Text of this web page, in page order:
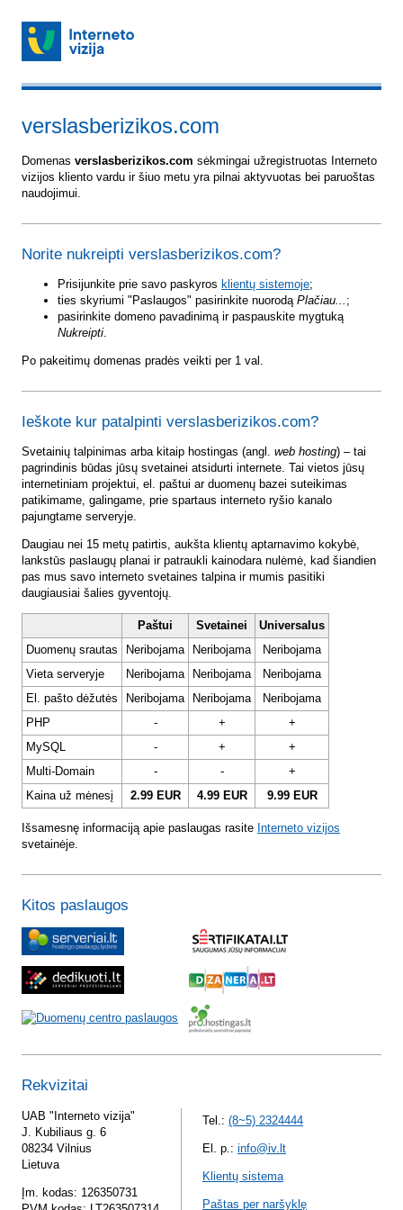
verslasberizikos.com
Domenas verslasberizikos.com sėkmingai užregistruotas Interneto
vizijos kliento vardu ir šiuo metu yra pilnai aktyvuotas bei paruoštas
naudojimui.
Norite nukreipti verslasberizikos.com?
Prisijunkite prie savo paskyros klientų sistemoje;
ties skyriumi "Paslaugos" pasirinkite nuorodą Plačiau... ;
pasirinkite domeno pavadinimą ir paspauskite mygtuką
Nukreipti.
Po pakeitimų domenas pradės veikti per 1 val.
Ieškote kur patalpinti verslasberizikos.com?
Svetainių talpinimas arba kitaip hostingas (angl. web hosting) – tai
pagrindinis būdas jūsų svetainei atsidurti internete. Tai vietos jūsų
internetiniam projektui, el. paštui ar duomenų bazei suteikimas
patikimame, galingame, prie spartaus interneto ryšio kanalo
pajungtame serveryje.
Daugiau nei 15 metų patirtis, aukšta klientų aptarnavimo kokybė,
lankstūs paslaugų planai ir patraukli kainodara nulėmė, kad šiandien
pas mus savo interneto svetaines talpina ir mumis pasitiki
daugiausiai šalies gyventojų.
Paštui Svetainei
Universalus
Duomenų srautas
Neribojama Neribojama
Neribojama
Vieta serveryje
Neribojama Neribojama
Neribojama
El. pašto dėžutės
Neribojama Neribojama
Neribojama
PHP
- +
+
MySQL
- +
+
Multi-Domain
- -
+
Kaina už mėnesį
2.99 EUR 4.99 EUR 9.99 EUR
Išsamesnę informaciją apie paslaugas rasite Interneto vizijos
svetainėje.
Kitos paslaugos
Rekvizitai
UAB "Interneto vizija"
J. Kubiliaus g. 6
08234 Vilnius
Lietuva
Įm. kodas: 126350731
Tel.: (8~5) 2324444
El. p.: info@iv.lt
Klientų sistema
Paštas per naršyklę